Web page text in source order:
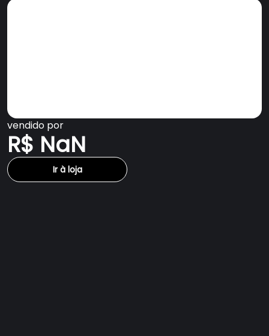
vendido por
R$ NaN
Ir à loja